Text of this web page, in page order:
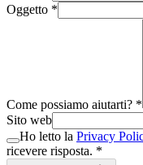
Oggetto *
Come possiamo aiutarti? *
Sito web
Ho letto la Privacy
ricevere risposta. *